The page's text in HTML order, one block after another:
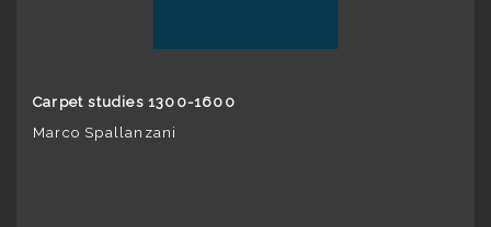
Carpet studies 1300-1600
Marco Spallanzani